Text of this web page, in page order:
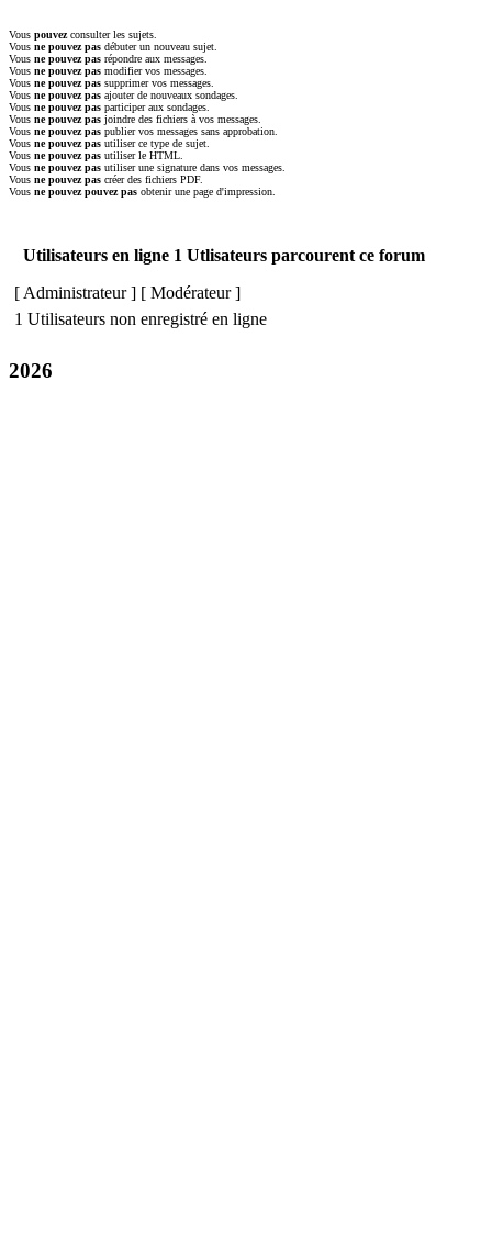
Vous pouvezconsulter les sujets.
Vous ne pouvez pas débuter un nouveau sujet.
Vous ne pouvez pas répondre aux messages.
Vous ne pouvez pas modifier vos messages.
Vous ne pouvez pas supprimer vos messages.
Vous ne pouvez pas ajouter de nouveaux sondages.
Vous ne pouvez pas participer aux sondages.
Vous ne pouvez pas joindre des fichiers à vos messages.
Vous ne pouvez pas publier vos messages sans approbation.
Vous ne pouvez pas utiliser ce type de sujet.
Vous ne pouvez pas utiliser le HTML.
Vous ne pouvez pas utiliser une signature dans vos messages.
Vous ne pouvez pas créer des fichiers PDF.
Vous ne pouvez pouvez pas obtenir une page d'impression.
Utilisateurs en ligne 1 Utlisateurs parcourent ce forum
[ Administrateur] [ Modérateur]
1 Utilisateurs non enregistré en ligne
2026